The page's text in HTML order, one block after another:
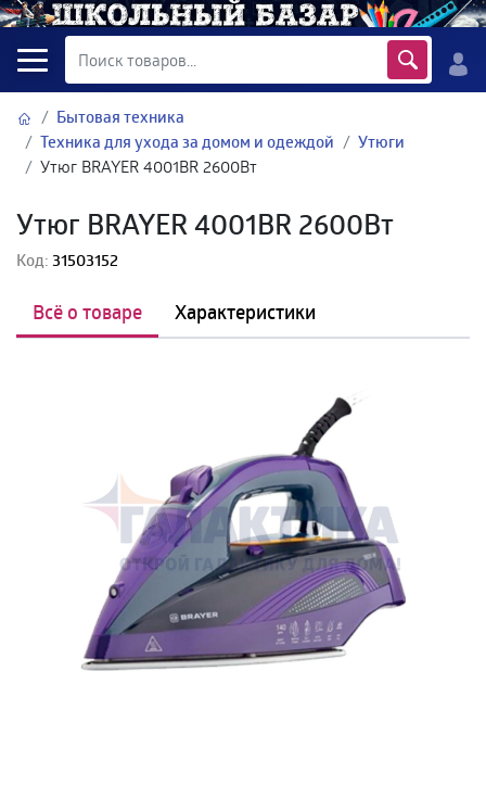
Бытовая техника
Техника для ухода за домом и одеждой
Утюги
Утюг BRAYER 4001BR 2600Вт
Утюг BRAYER 4001BR 2600Вт
Код:31503152
Всё о товаре Характеристики